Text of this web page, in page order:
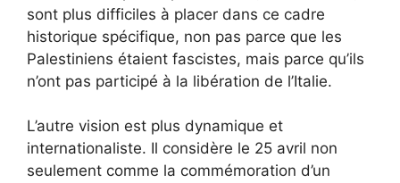
sont plus difficiles à placer dans ce cadre
historique spécifique, non pas parce que les
Palestiniens étaient fascistes, mais parce qu’ils
n’ont pas participé à la libération de l’Italie.
L’autre vision est plus dynamique et
internationaliste. Il considère le 25 avril non
seulement comme la commémoration d’un